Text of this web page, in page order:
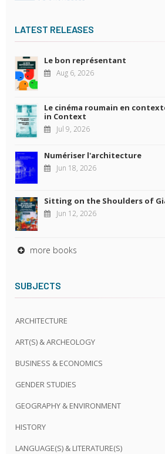
LATEST RELEASES
Le bon représentant
Aug 6, 2026
Le cinéma roumain en
in Context
Jul 9, 2026
Numériser l'architecture
Jun 18, 2026
Sitting on the Shoulders of
Jun 12, 2026
more books
SUBJECTS
ARCHITECTURE
ART(S) & ARCHEOLOGY
BUSINESS & ECONOMICS
GENDER STUDIES
GEOGRAPHY & ENVIRONMENT
HISTORY
LANGUAGE(S) & LITERATURE(S)